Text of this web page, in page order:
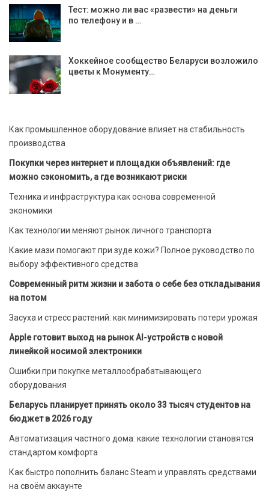
Тест: можно ли вас «развести» на деньги
по телефону и в …
Хоккейное сообщество Беларуси возложило
цветы к Монументу…
Как промышленное оборудование влияет на стабильность
производства
Покупки через интернет и площадки объявлений: где
можно сэкономить, а где возникают риски
Техника и инфраструктура как основа современной
экономики
Как технологии меняют рынок личного транспорта
Какие мази помогают при зуде кожи? Полное руководство по
выбору эффективного средства
Современный ритм жизни и забота о себе без откладывания
на потом
Засуха и стресс растений: как минимизировать потери урожая
Apple готовит выход на рынок AI-устройств с новой
линейкой носимой электроники
Ошибки при покупке металлообрабатывающего
оборудования
Беларусь планирует принять около 33 тысяч студентов на
бюджет в 2026 году
Автоматизация частного дома: какие технологии становятся
стандартом комфорта
Как быстро пополнить баланс Steam и управлять средствами
на своём аккаунте